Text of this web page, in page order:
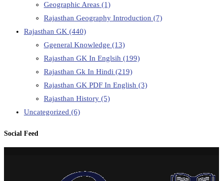
Geographic Areas (1)
Rajasthan Geography Introduction (7)
Rajasthan GK (440)
Ggeneral Knowledge (13)
Rajasthan GK In Englsih (199)
Rajasthan Gk In Hindi (219)
Rajasthan GK PDF In English (3)
Rajasthan History (5)
Uncategorized (6)
Social Feed